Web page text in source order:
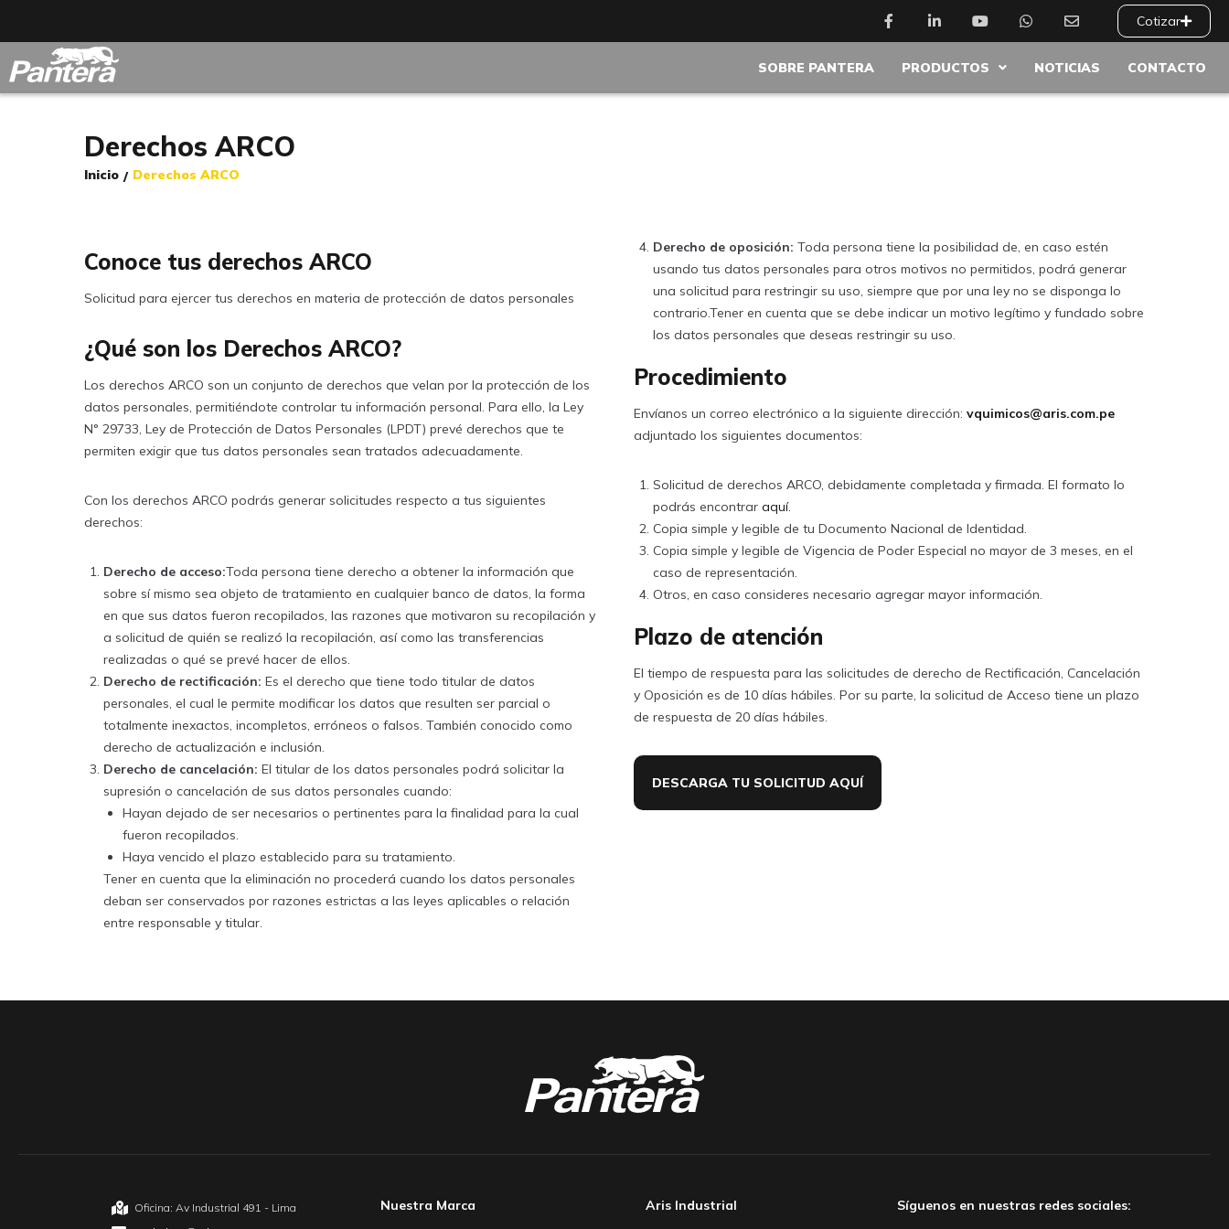
Cotizar
SOBRE PANTERA PRODUCTOS NOTICIAS CONTACTO
Derechos ARCO
Inicio / Derechos ARCO
Conoce tus derechos ARCO
Solicitud para ejercer tus derechos en materia de protección de datos personales
¿Qué son los Derechos ARCO?
Los derechos ARCO son un conjunto de derechos que velan por la protección de los
datos personales, permitiéndote controlar tu información personal. Para ello, la Ley
N° 29733, Ley de Protección de Datos Personales (LPDT) prevé derechos que te
permiten exigir que tus datos personales sean tratados adecuadamente.
Con los derechos ARCO podrás generar solicitudes respecto a tus siguientes
derechos:
Derecho de acceso:Toda persona tiene derecho a obtener la información que
sobre sí mismo sea objeto de tratamiento en cualquier banco de datos, la forma
en que sus datos fueron recopilados, las razones que motivaron su recopilación y
a solicitud de quién se realizó la recopilación, así como las transferencias
realizadas o qué se prevé hacer de ellos.
Derecho de rectificación: Es el derecho que tiene todo titular de datos
personales, el cual le permite modificar los datos que resulten ser parcial o
totalmente inexactos, incompletos, erróneos o falsos. También conocido como
derecho de actualización e inclusión.
Derecho de cancelación: El titular de los datos personales podrá solicitar la
supresión o cancelación de sus datos personales cuando:
Hayan dejado de ser necesarios o pertinentes para la finalidad para la cual
fueron recopilados.
Haya vencido el plazo establecido para su tratamiento.
Tener en cuenta que la eliminación no procederá cuando los datos personales
deban ser conservados por razones estrictas a las leyes aplicables o relación
entre responsable y titular.
Derecho de oposición: Toda persona tiene la posibilidad de, en caso estén
usando tus datos personales para otros motivos no permitidos, podrá generar
una solicitud para restringir su uso, siempre que por una ley no se disponga lo
contrario.Tener en cuenta que se debe indicar un motivo legítimo y fundado sobre
los datos personales que deseas restringir su uso.
Procedimiento
Envíanos un correo electrónico a la siguiente dirección: vquimicos@aris.com.pe
adjuntado los siguientes documentos:
Solicitud de derechos ARCO, debidamente completada y firmada. El formato lo
podrás encontrar aquí.
Copia simple y legible de tu Documento Nacional de Identidad.
Copia simple y legible de Vigencia de Poder Especial no mayor de 3 meses, en el
caso de representación.
Otros, en caso consideres necesario agregar mayor información.
Plazo de atención
El tiempo de respuesta para las solicitudes de derecho de Rectificación, Cancelación
y Oposición es de 10 días hábiles. Por su parte, la solicitud de Acceso tiene un plazo
de respuesta de 20 días hábiles.
DESCARGA TU SOLICITUD AQUÍ
Oficina: Av Industrial 491 - Lima
Nuestra Marca Aris Industrial Síguenos en nuestras redes sociales: